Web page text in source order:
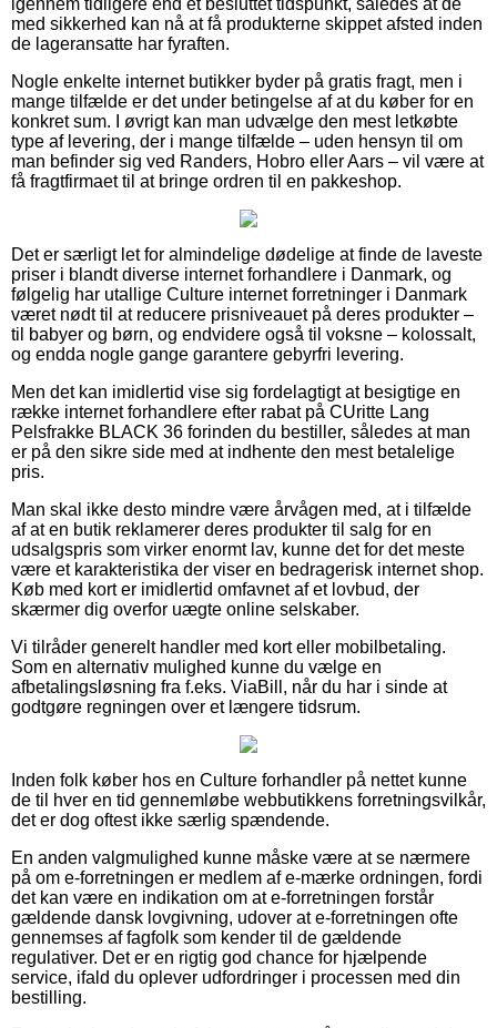
med sikkerhed kan nå at få produkterne skippet afsted inden
de lageransatte har fyraften.
Nogle enkelte internet butikker byder på gratis fragt, men i
mange tilfælde er det under betingelse af at du køber for en
konkret sum. I øvrigt kan man udvælge den mest letkøbte
type af levering, der i mange tilfælde – uden hensyn til om
man befinder sig ved Randers, Hobro eller Aars – vil være at
få fragtfirmaet til at bringe ordren til en pakkeshop.
Det er særligt let for almindelige dødelige at finde de laveste
priser i blandt diverse internet forhandlere i Danmark, og
følgelig har utallige Culture internet forretninger i Danmark
været nødt til at reducere prisniveauet på deres produkter –
til babyer og børn, og endvidere også til voksne – kolossalt,
og endda nogle gange garantere gebyrfri levering.
Men det kan imidlertid vise sig fordelagtigt at besigtige en
række internet forhandlere efter rabat på CUritte Lang
Pelsfrakke BLACK 36 forinden du bestiller, således at man
er på den sikre side med at indhente den mest betalelige
pris.
Man skal ikke desto mindre være årvågen med, at i tilfælde
af at en butik reklamerer deres produkter til salg for en
udsalgspris som virker enormt lav, kunne det for det meste
være et karakteristika der viser en bedragerisk internet shop.
Køb med kort er imidlertid omfavnet af et lovbud, der
skærmer dig overfor uægte online selskaber.
Vi tilråder generelt handler med kort eller mobilbetaling.
Som en alternativ mulighed kunne du vælge en
afbetalingsløsning fra f.eks. ViaBill, når du har i sinde at
godtgøre regningen over et længere tidsrum.
Inden folk køber hos en Culture forhandler på nettet kunne
de til hver en tid gennemløbe webbutikkens forretningsvilkår,
det er dog oftest ikke særlig spændende.
En anden valgmulighed kunne måske være at se nærmere
på om e-forretningen er medlem af e-mærke ordningen, fordi
det kan være en indikation om at e-forretningen forstår
gældende dansk lovgivning, udover at e-forretningen ofte
gennemses af fagfolk som kender til de gældende
regulativer. Det er en rigtig god chance for hjælpende
service, ifald du oplever udfordringer i processen med din
bestilling.